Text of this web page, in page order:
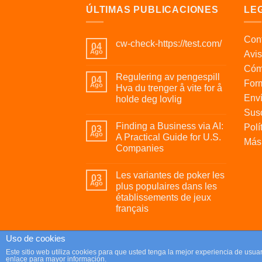
ÚLTIMAS PUBLICACIONES
04
Ago
cw-check-https://test.com/
04
Ago
Regulering av pengespill
Hva du trenger å vite for å
holde deg lovlig
03
Ago
Finding a Business via AI:
A Practical Guide for U.S.
Companies
03
Ago
Les variantes de poker les
plus populaires dans les
établissements de jeux
français
Copyright 2026 ©Parafrikis.com
Uso de cookies
Este sitio web utiliza cookies para que usted tenga la mejor experiencia de
enlace para mayor información.